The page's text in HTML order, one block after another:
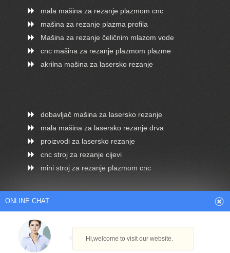
mala mašina za rezanje plazmom cnc
mašina za rezanje plazma profila
Mašina za rezanje čeličnim mlazom vode
cnc mašina za rezanje plazmom plazme
akrilna mašina za lasersko rezanje
dobavljač mašina za lasersko rezanje
mala mašina za lasersko rezanje drva
proizvodi za lasersko rezanje
cnc stroj za rezanje cijevi
mini stroj za rezanje plazmom cnc
Arabic
German
ONLINE CHAT
Hi,welcome to visit our website.